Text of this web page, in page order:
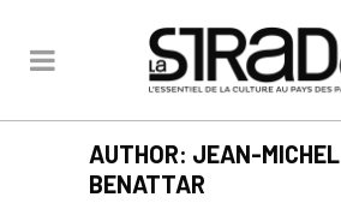
AUTHOR: JEAN-MICHEL
BENATTAR